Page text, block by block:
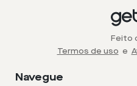
Feito
Termos de uso e
Navegue